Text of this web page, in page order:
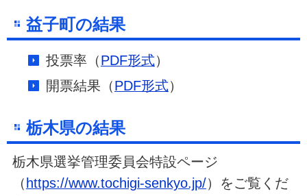
益子町の結果
投票率（PDF形式）
開票結果（PDF形式）
栃木県の結果
栃木県選挙管理委員会特設ページ
（ https://www.tochigi-senkyo.jp/）をご覧くだ